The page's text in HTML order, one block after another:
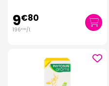
9€80
196€00/l.